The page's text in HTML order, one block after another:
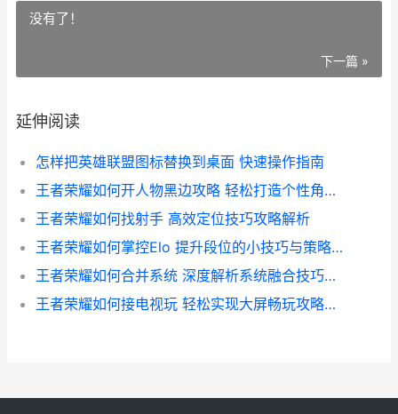
没有了！
下一篇 »
延伸阅读
怎样把英雄联盟图标替换到桌面 快速操作指南
王者荣耀如何开人物黑边攻略 轻松打造个性角色视觉冲击效果
王者荣耀如何找射手 高效定位技巧攻略解析
王者荣耀如何掌控Elo 提升段位的小技巧与策略解析
王者荣耀如何合并系统 深度解析系统融合技巧与优化策略
王者荣耀如何接电视玩 轻松实现大屏畅玩攻略全解析